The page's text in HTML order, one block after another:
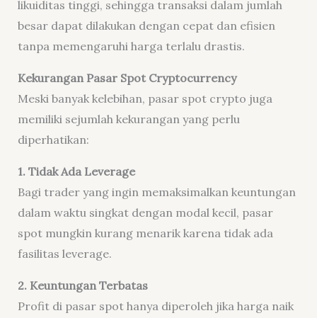
likuiditas tinggi, sehingga transaksi dalam jumlah
besar dapat dilakukan dengan cepat dan efisien
tanpa memengaruhi harga terlalu drastis.
Kekurangan Pasar Spot Cryptocurrency
Meski banyak kelebihan, pasar spot crypto juga
memiliki sejumlah kekurangan yang perlu
diperhatikan:
1. Tidak Ada Leverage
Bagi trader yang ingin memaksimalkan keuntungan
dalam waktu singkat dengan modal kecil, pasar
spot mungkin kurang menarik karena tidak ada
fasilitas leverage.
2. Keuntungan Terbatas
Profit di pasar spot hanya diperoleh jika harga naik